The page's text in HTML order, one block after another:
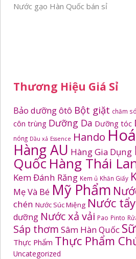
Nước gạo Hàn Quốc bán sỉ
Thương Hiệu Giá Sỉ
Bảo dưỡng ôtô Bột giặt chăm
côn trùng Dưỡng Da Dưỡng tóc
nóng Dầu xả Essence Hando
Hàng AU Hàng Gia Dụng
QuốcHàng Thái
Kem Đánh Răng Kem ủ Khăn Giấy
Mẹ Và Bé Mỹ Phẩm
chén Nước Súc Miệng Nước tẩy
dưỡng Nước xả vải Pao Pinto
Sáp thơm Sâm Hàn Quốc
Thực Phẩm Thực Phẩm
Uncategorized